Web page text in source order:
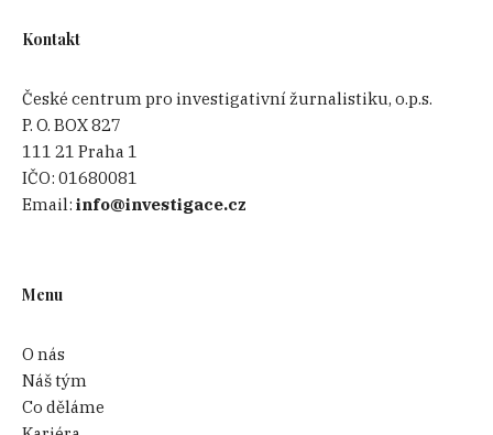
Kontakt
České centrum pro investigativní žurnalistiku, o.p.s.
P. O. BOX 827
111 21 Praha 1
IČO:01680081
Email:info@investigace.cz
Menu
O nás
Náš tým
Co děláme